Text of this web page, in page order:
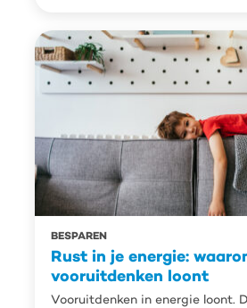
BESPAREN
Rust in je energie:
vooruitdenken loont
Vooruitdenken in energie loont.